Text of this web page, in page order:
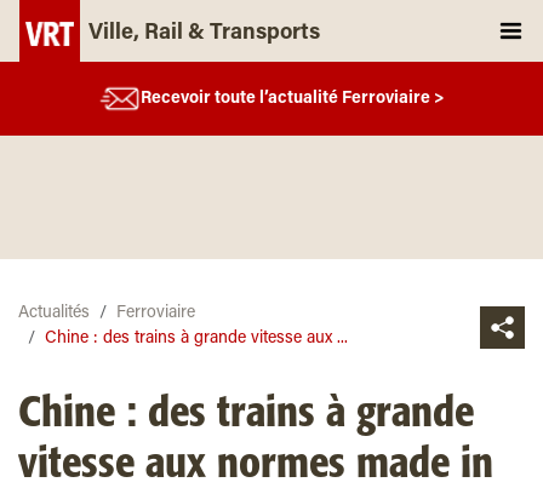
Ville, Rail & Transports
Recevoir toute l’actualité Ferroviaire >
Actualités
Ferroviaire
Chine : des trains à grande vitesse aux ...
Chine : des trains à grande
vitesse aux normes made in